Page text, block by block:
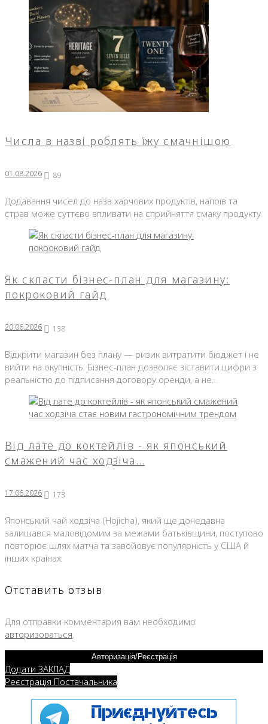
Числа в назві роблять їжу смачнішою
01.08.2026 89
Додавання чисел до назв харчових продуктів, напоїв та
страв може суттєво впливати на сприйняття смаку продукту.
Як скласти бізнес-план для магазину:
покроковий гайд
20.06.2026 138
Відкрити магазин без плану — ризик витратити бюджет і не
вийти на окупність. Бізнес-план дозволяє зіставити цифри з
реальністю до підписання договору оренди, а не…
Від лате до коктейлів - як японський
смажений час ходзіча…
17.06.2026 173
Японський чай ходзіча (Hojicha), який ще донедавна
залишався маловідомим за межами батьківщини, поступово
повторює шлях матча та завойовує популярність у США й
інших країнах.
Отставить отзыв
Для отправки комментария вам необходимо
авторизоваться
Авторизація/Реєстрація
Додати ЗАКЛАД
Реєстрація Постачальника